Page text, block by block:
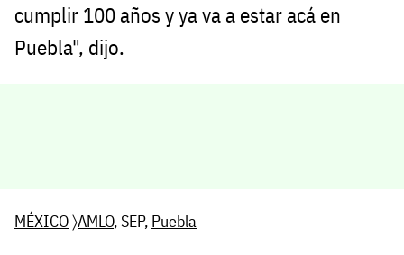
cumplir 100 años y ya va a estar acá en
Puebla", dijo.
MÉXICO〉AMLO, SEP, Puebla